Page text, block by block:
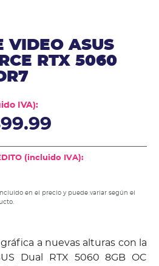
VIDEO ASUS
RTX 5060
IVA):
(incluido IVA):
en el precio y puede variar según el
a nuevas alturas con la
Dual RTX 5060 8GB OC